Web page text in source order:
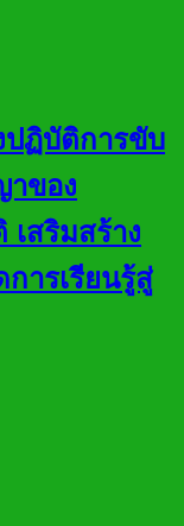
ปฏิบัติการขับ
าของ
เสริมสร้าง
ารเรียนรู้สู่